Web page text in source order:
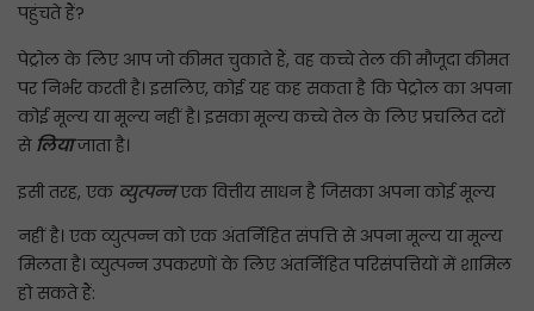
पहुंचते हैं?
पेट्रोल के लिए आप जो कीमत चुकाते हैं, वह कच्चे तेल की मौजूदा कीमत
पर निर्भर करती है। इसलिए, कोई यह कह सकता है कि पेट्रोल का अपना
कोई मूल्य या मूल्य नहीं है। इसका मूल्य कच्चे तेल के लिए प्रचलित दरों
से लियाजाता है।
इसी तरह, एक व्युत्पन्नएक वित्तीय साधन है जिसका अपना कोई मूल्य
नहीं है। एक व्युत्पन्न को एक अंतर्निहित संपत्ति से अपना मूल्य या मूल्य
मिलता है। व्युत्पन्न उपकरणों के लिए अंतर्निहित परिसंपत्तियों में शामिल
हो सकते हैं: